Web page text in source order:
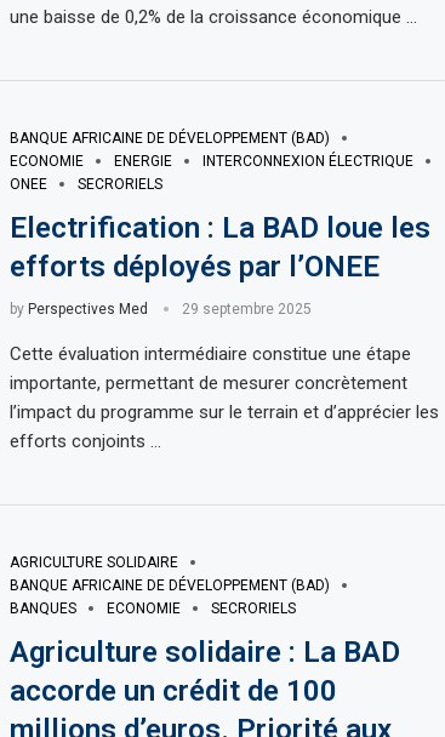
une baisse de 0,2% de la croissance économique …
BANQUE AFRICAINE DE DÉVELOPPEMENT (BAD)
ECONOMIE
ENERGIE
INTERCONNEXION ÉLECTRIQUE
ONEE
SECRORIELS
Electrification : La BAD loue les
efforts déployés par l’ONEE
by Perspectives Med 29 septembre 2025
Cette évaluation intermédiaire constitue une étape
importante, permettant de mesurer concrètement
l’impact du programme sur le terrain et d’apprécier les
efforts conjoints …
AGRICULTURE SOLIDAIRE
BANQUE AFRICAINE DE DÉVELOPPEMENT (BAD)
BANQUES
ECONOMIE SECRORIELS
Agriculture solidaire : La BAD
accorde un crédit de 100
millions d’euros. Priorité aux